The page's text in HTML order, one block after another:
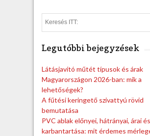
Legutóbbi bejegyzések
Látásjavító műtét típusok és árak
Magyarországon 2026-ban: mik a
lehetőségek?
A fűtési keringető szivattyú rövid
bemutatása
PVC ablak előnyei, hátrányai, árai és
karbantartása: mit érdemes